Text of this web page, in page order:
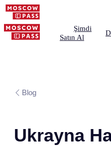
Şimdi
Satın Al
Blog
Ukrayna